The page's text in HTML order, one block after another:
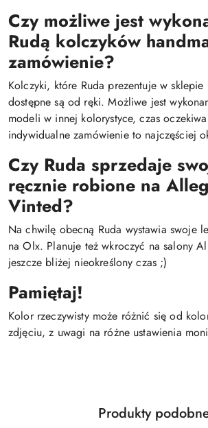
Czy możliwe jest
Rudą kolczyków
zamówienie?
Kolczyki, które Ruda prezentuje w sklepie
dostępne są od ręki. Możliwe jest
modeli w innej kolorystyce, czas
indywidualne zamówienie to najczęściej
Czy Ruda sprzedaje
ręcznie robione na
Vinted?
Na chwilę obecną Ruda wystawia swoje
na Olx. Planuje też wkroczyć na salony
jeszcze bliżej nieokreślony czas ;)
Pamiętaj!
Kolor rzeczywisty może różnić się od
zdjęciu, z uwagi na różne ustawienia
Pomiń karuzelę produktów
Produkty
Produkty